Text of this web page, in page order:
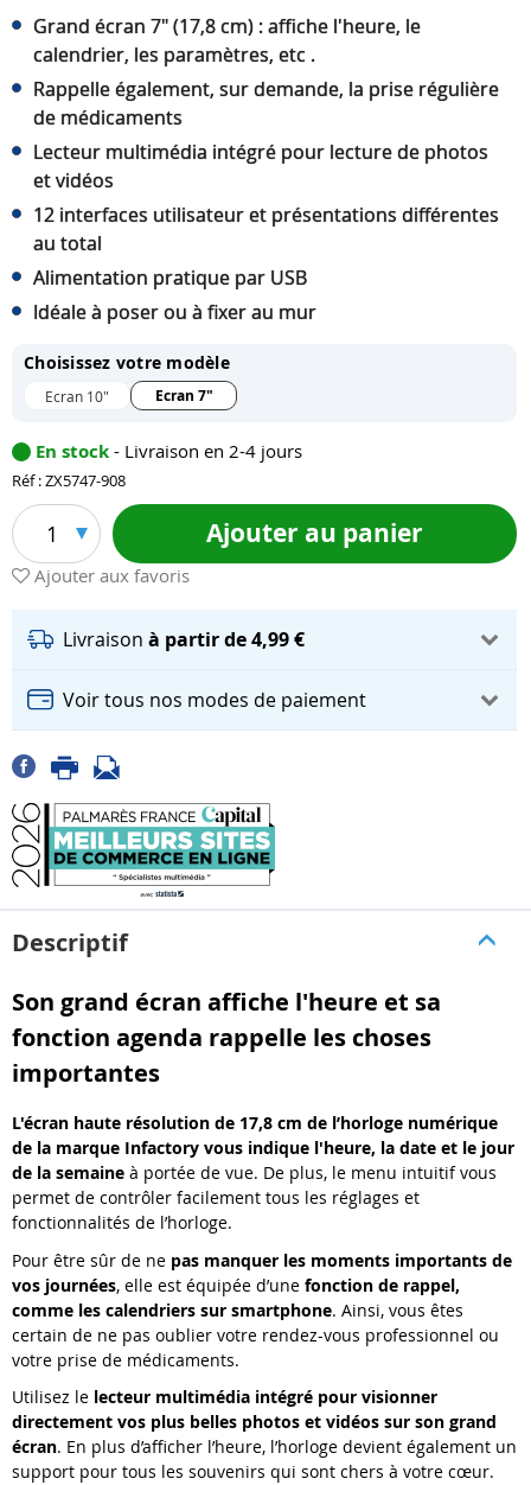
Grand écran 7" (17,8 cm) : affiche l'heure, le
calendrier, les paramètres, etc .
Rappelle également, sur demande, la prise régulière
de médicaments
Lecteur multimédia intégré pour lecture de photos
et vidéos
12 interfaces utilisateur et présentations différentes
au total
Alimentation pratique par USB
Idéale à poser ou à fixer au mur
Choisissez votre modèle
Ecran 10" Ecran 7"
En stock - Livraison en 2-4 jours
Réf : ZX5747-908
1 Ajouter au panier
Ajouter aux favoris
Livraison à partir de 4,99 €
Voir tous nos modes de paiement
Descriptif
Son grand écran affiche l'heure et sa
fonction agenda rappelle les choses
importantes
L'écran haute résolution de 17,8 cm de l’horloge numérique
de la marque Infactory vous indique l'heure, la date et le jour
de la semaine à portée de vue. De plus, le menu intuitif vous
permet de contrôler facilement tous les réglages et
fonctionnalités de l’horloge.
Pour être sûr de ne pas manquer les moments importants de
vos journées, elle est équipée d’une fonction de rappel,
comme les calendriers sur smartphone. Ainsi, vous êtes
certain de ne pas oublier votre rendez-vous professionnel ou
votre prise de médicaments.
Utilisez le lecteur multimédia intégré pour visionner
directement vos plus belles photos et vidéos sur son grand
écran. En plus d’afficher l’heure, l’horloge devient également un
support pour tous les souvenirs qui sont chers à votre cœur.